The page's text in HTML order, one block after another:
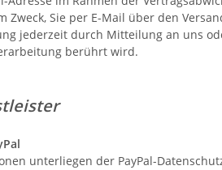
Zweck, Sie per E-Mail über den
jederzeit durch Mitteilung an uns
berührt wird.
unterliegen der PayPal-